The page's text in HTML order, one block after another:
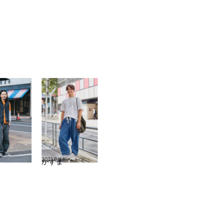
かずま
2021.9/24